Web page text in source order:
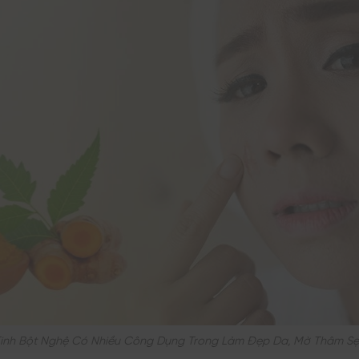
Bột Nghệ Có Nhiều Công Dụng Trong Làm Đẹp Da, Mờ Thâm